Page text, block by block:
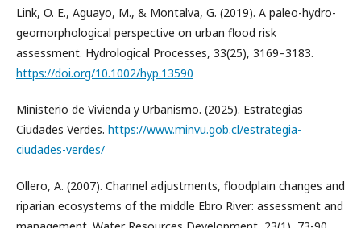
Link, O. E., Aguayo, M., & Montalva, G. (2019). A paleo-hydro-
geomorphological perspective on urban flood risk
assessment. Hydrological Processes, 33(25), 3169–3183.
https://doi.org/10.1002/hyp.13590
Ministerio de Vivienda y Urbanismo. (2025). Estrategias
Ciudades Verdes. https://www.minvu.gob.cl/estrategia-
ciudades-verdes/
Ollero, A. (2007). Channel adjustments, floodplain changes and
riparian ecosystems of the middle Ebro River: assessment and